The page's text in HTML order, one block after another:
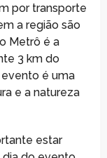
por transporte
a região são
Metrô é a
3 km do
é uma
e a natureza
estar